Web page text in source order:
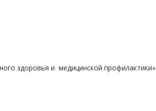
здоровья и медицинской профилактики»